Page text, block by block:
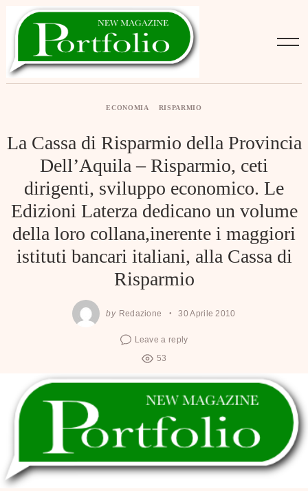
ECONOMIA RISPARMIO
La Cassa di Risparmio della Provincia
Dell’Aquila – Risparmio, ceti
dirigenti, sviluppo economico. Le
Edizioni Laterza dedicano un volume
della loro collana,inerente i maggiori
istituti bancari italiani, alla Cassa di
Risparmio
by Redazione 30 Aprile 2010
Leave a reply
53